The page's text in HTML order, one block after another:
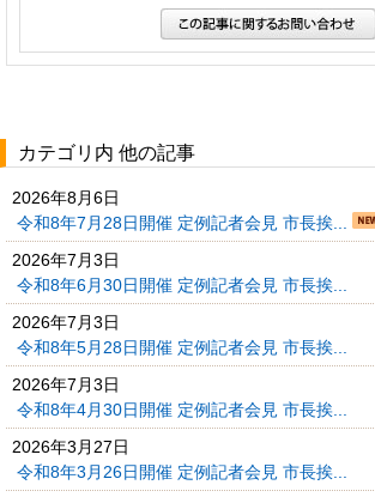
カテゴリ内 他の記事
2026年8月6日
令和8年7月28日開催 定例記者会見 市長挨...
2026年7月3日
令和8年6月30日開催 定例記者会見 市長挨...
2026年7月3日
令和8年5月28日開催 定例記者会見 市長挨...
2026年7月3日
令和8年4月30日開催 定例記者会見 市長挨...
2026年3月27日
令和8年3月26日開催 定例記者会見 市長挨...